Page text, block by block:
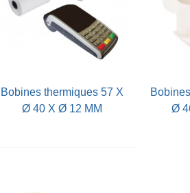
Vue rapide
bobines thermiques 57 X
Ø 40 X Ø 12 MM
bobines thermiques 57 X
Ø